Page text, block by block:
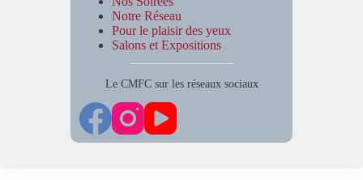
Notre Réseau
Pour le plaisir des yeux
Salons et Expositions
Le CMFC sur les réseaux sociaux